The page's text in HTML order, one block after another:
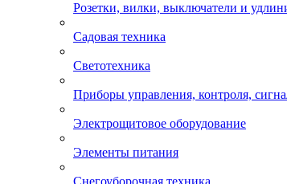
Розетки, вилки, выключатели и
Садовая техника
Светотехника
Приборы управления, контроля,
Электрощитовое оборудование
Элементы питания
Снегоуборочная техника